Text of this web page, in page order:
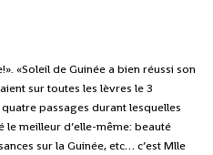
«Soleil de Guinée a bien réussi son
sur toutes les lèvres le 3
passages durant lesquelles
meilleur d’elle-même: beauté
sur la Guinée, etc… c’est Mlle